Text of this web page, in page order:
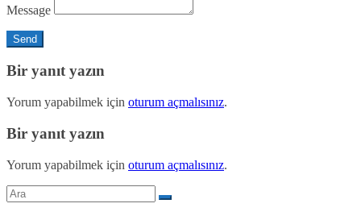
Message
Bir yanıt yazın
Yorum yapabilmek için oturum açmalısınız.
Bir yanıt yazın
Yorum yapabilmek için oturum açmalısınız.